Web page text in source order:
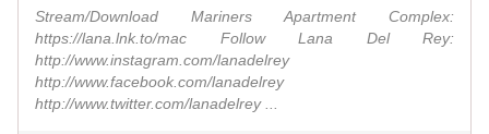
Stream/Download Mariners Apartment Complex:
https://lana.lnk.to/mac Follow Lana Del Rey:
http://www.instagram.com/lanadelrey
http://www.facebook.com/lanadelrey
http://www.twitter.com/lanadelrey ...